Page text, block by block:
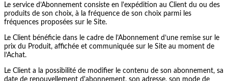
Le service d’Abonnement consiste en l'expédition au Client du ou des
produits de son choix, à la fréquence de son choix parmi les
fréquences proposées sur le Site.
Le Client bénéficie dans le cadre de l’Abonnement d’une remise sur le
prix du Produit, affichée et communiquée sur le Site au moment de
l’Achat.
Le Client a la possibilité de modifier le contenu de son abonnement, sa
date de renouvellement d'abonnement, son adresse, son mode de